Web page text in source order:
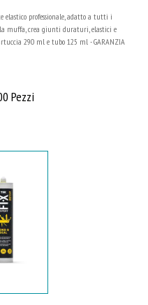
elastico professionale, adatto a tutti i
muffa, crea giunti duraturi, elastici e
290 ml e tubo 125 ml - GARANZIA
Pezzi